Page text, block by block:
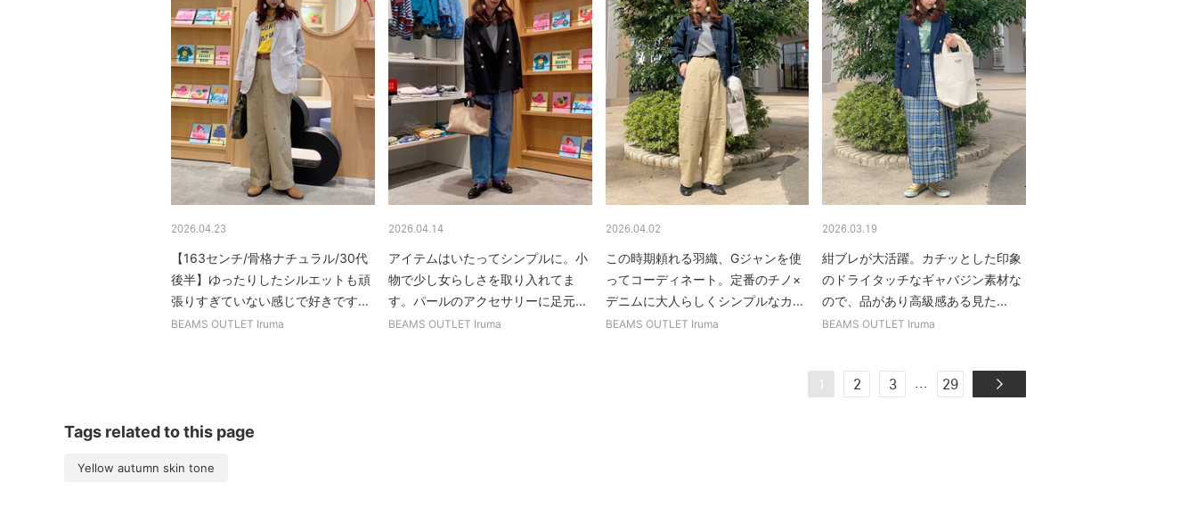
2026.04.23
【163センチ/骨格ナチュラル/30代
後半】ゆったりしたシルエットも頑
張りすぎていない感じで好きです...
BEAMS OUTLET Iruma
2026.04.14
アイテムはいたってシンプルに。小
物で少し女らしさを取り入れてま
す。パールのアクセサリーに足元...
BEAMS OUTLET Iruma
2026.04.02
この時期頼れる羽織、Gジャンを使
ってコーディネート。定番のチノ×
デニムに大人らしくシンプルなカ...
BEAMS OUTLET Iruma
2026.03.19
紺ブレが大活躍。カチッとした印象
のドライタッチなギャバジン素材な
ので、品があり高級感ある見た...
BEAMS OUTLET Iruma
1 2 3 ... 29
Tags related to this page
Yellow autumn skin tone